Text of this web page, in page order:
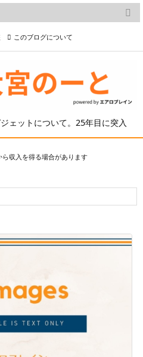
ェットについて。25年目に突入

メニュー

検索
このブログについて
ら収入を得る場合があります